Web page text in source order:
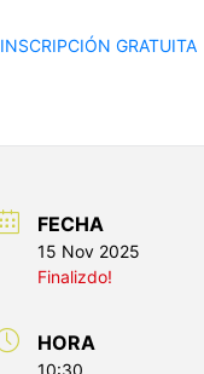
INSCRIPCIÓN GRATUITA
FECHA
15 Nov 2025
Finalizdo!
HORA
10:30